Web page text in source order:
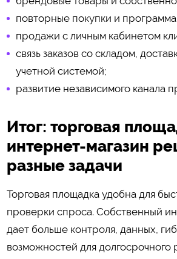
повторные покупки и программа
продажи с личным кабинетом
связь заказов со складом,
учетной системой;
развитие независимого канала
Итог: торговая
интернет-магазин
разные задачи
Торговая площадка удобна для
проверки спроса. Собственный
дает больше контроля, данных,
возможностей для долгосрочного